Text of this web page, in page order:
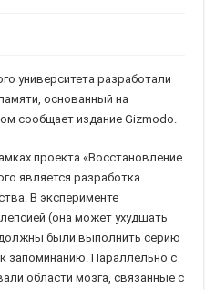
университета разработали
основанный на
сообщает издание Gizmodo.
проекта «Восстановление
является разработка
В эксперименте
(она может ухудшать
были выполнить серию
запоминанию. Параллельно с
области мозга, связанные с